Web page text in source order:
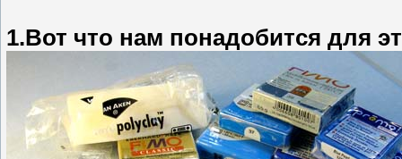
1.Вот что нам понадобится для